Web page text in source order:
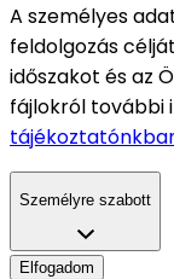
A személyes
feldolgozás
időszakot és az
fájlokról további
Személyre szabott
Elfogadom